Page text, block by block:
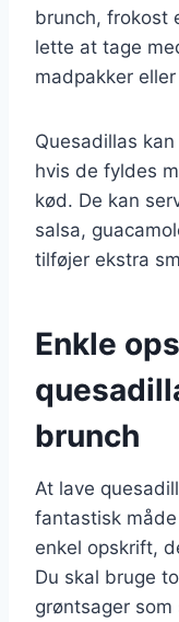
brunch, frokost
lette at tage
madpakker
Quesadillas
hvis de fyldes
kød. De kan
salsa,
tilføjer ekstra
Enkle
brunch
At lave
fantastisk
enkel opskrift,
Du skal bruge
grøntsager